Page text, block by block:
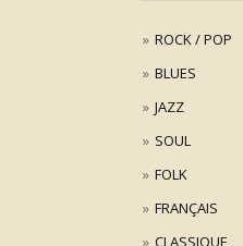
ROCK / POP
BLUES
JAZZ
SOUL
FOLK
FRANÇAIS
CLASSIQUE